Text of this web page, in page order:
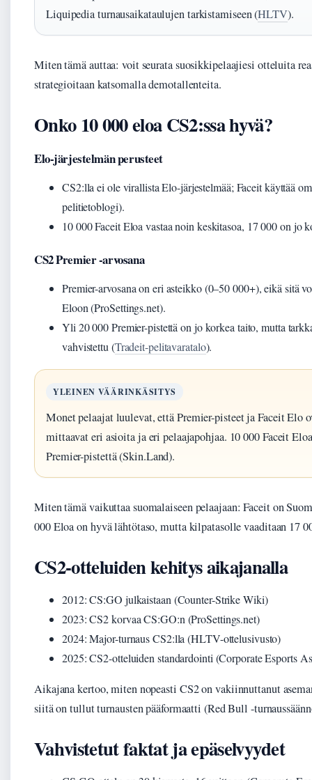
Liquipedia turnausaikataulujen tarkistamiseen (HLTV).
Miten tämä auttaa: voit seurata suosikkipelaajiesi otteluita
strategioitaan katsomalla demotallenteita.
Onko 10 000 eloa CS2:ssa hyvä?
Elo-järjestelmän perusteet
CS2:lla ei ole virallista Elo-järjestelmää; Faceit käyttää
pelitietoblogi).
10 000 Faceit Eloa vastaa noin keskitasoa, 17 000 on jo
CS2 Premier -arvosana
Premier-arvosana on eri asteikko (0–50 000+), eikä sitä
Eloon (ProSettings.net).
Yli 20 000 Premier-pistettä on jo korkea taito, mutta
vahvistettu (Tradeit-pelitavaratalo).
YLEINEN VÄÄRINKÄSITYS
Monet pelaajat luulevat, että Premier-pisteet ja Faceit Elo
mittaavat eri asioita ja eri pelaajapohjaa. 10 000 Faceit
Premier-pistettä (Skin.Land).
Miten tämä vaikuttaa suomalaiseen pelaajaan: Faceit on
000 Eloa on hyvä lähtötaso, mutta kilpatasolle vaaditaan 17
CS2-otteluiden kehitys aikajanalla
2012: CS:GO julkaistaan (Counter-Strike Wiki)
2023: CS2 korvaa CS:GO:n (ProSettings.net)
2024: Major-turnaus CS2:lla (HLTV-ottelusivusto)
2025: CS2-otteluiden standardointi (Corporate Esports
Aikajana kertoo, miten nopeasti CS2 on vakiinnuttanut
siitä on tullut turnausten pääformaatti (Red Bull -
Vahvistetut faktat ja epäselvyydet